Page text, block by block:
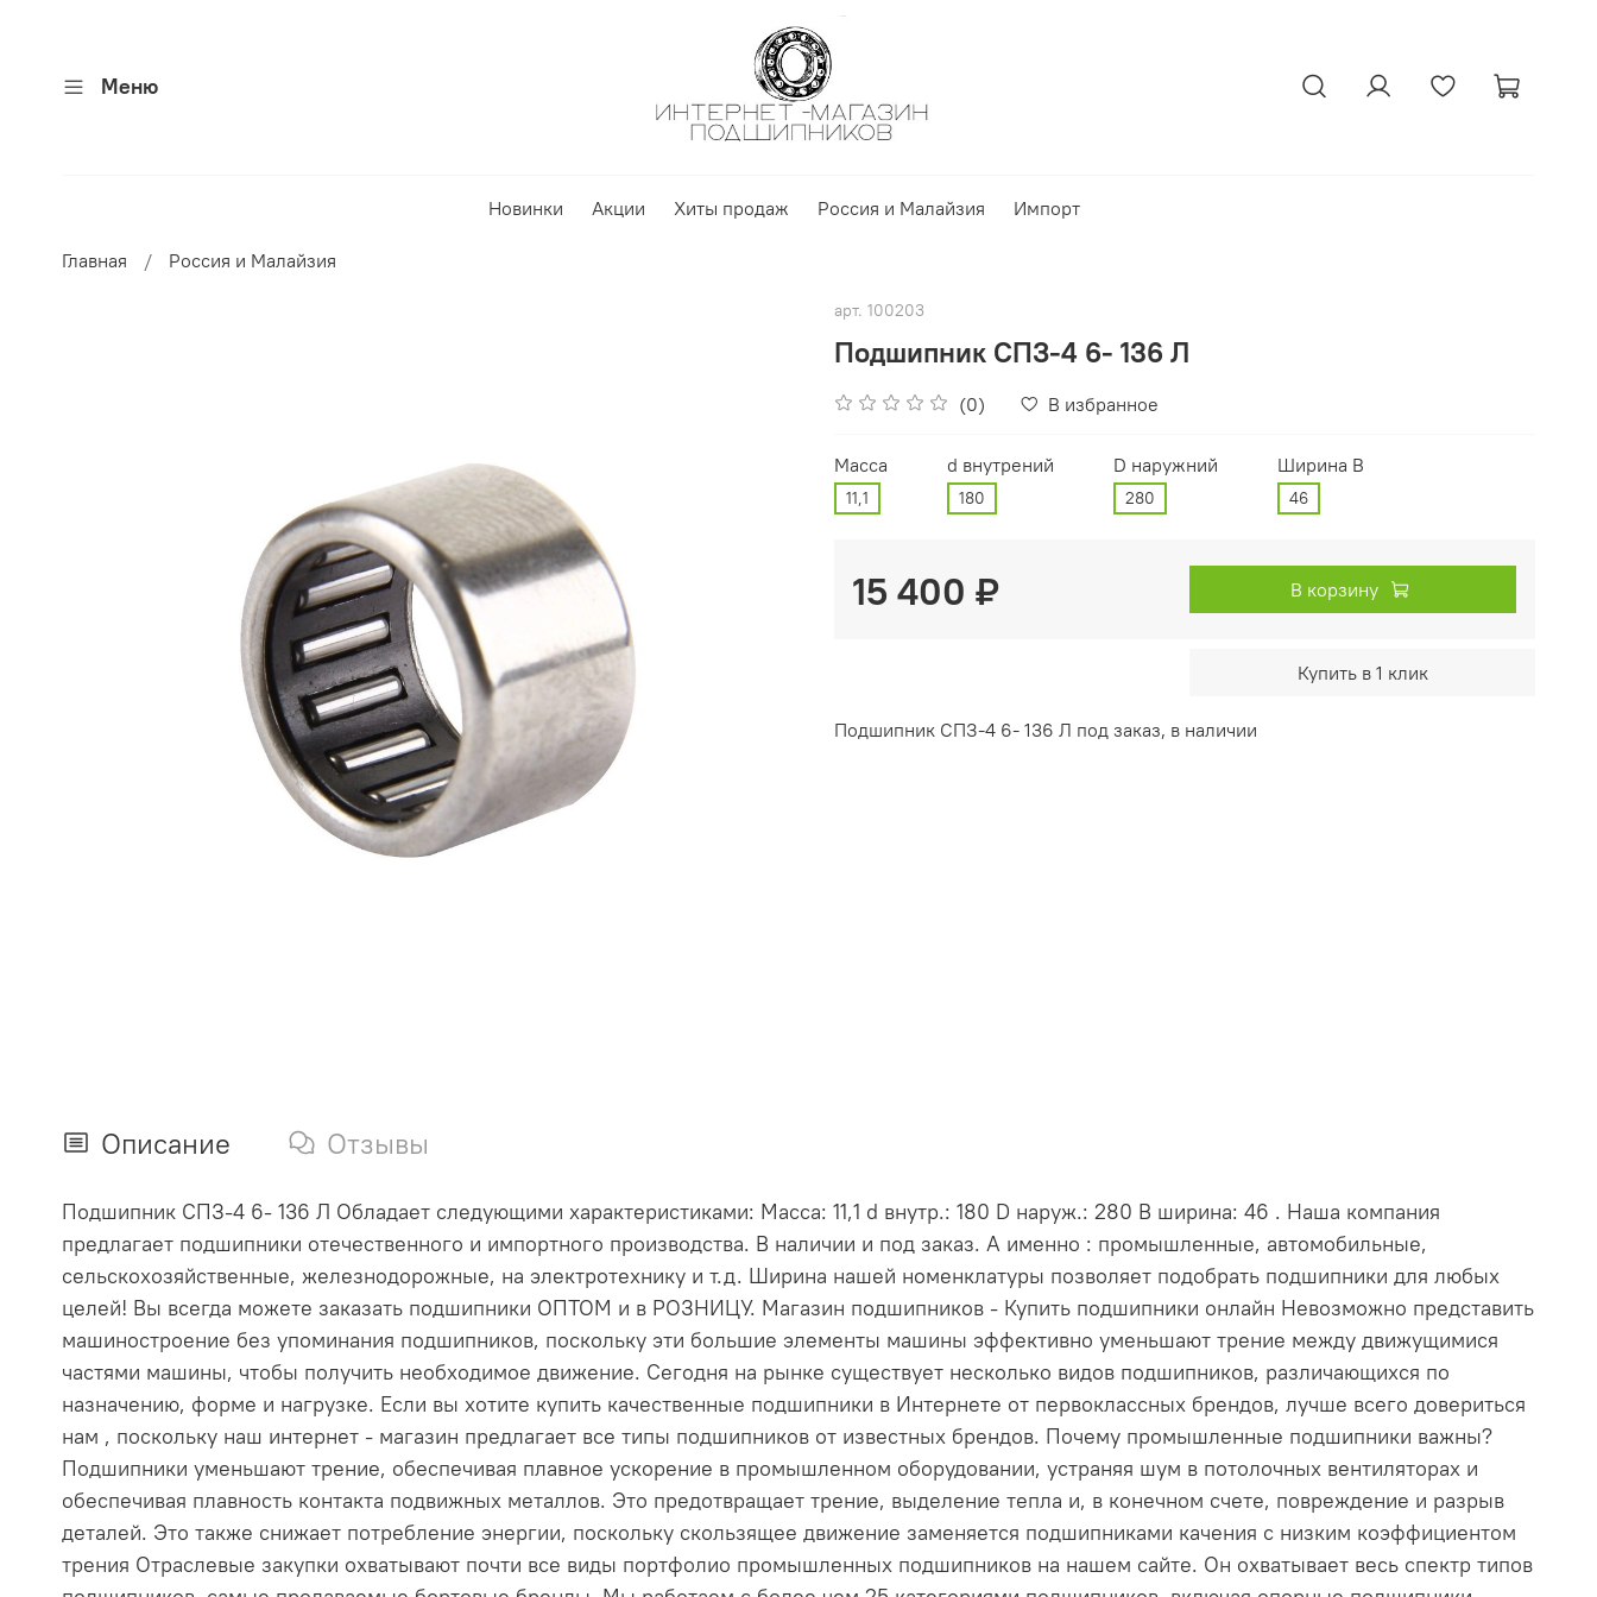
Меню
Новинки Акции Хиты продаж Россия и Малайзия Импорт
Главная Россия и Малайзия
арт. 100203
Подшипник СПЗ-4 6- 136 Л
(0) В избранное
Масса
11,1
d внутрений
180
D наружний
280
Ширина В
46
15 400 ₽ В корзину
Купить в 1 клик
Подшипник СПЗ-4 6- 136 Л под заказ, в наличии
Описание Отзывы
Подшипник СПЗ-4 6- 136 Л Обладает следующими характеристиками: Масса: 11,1 d внутр.: 180 D наруж.: 280 В ширина: 46 . Наша компания
предлагает подшипники отечественного и импортного производства. В наличии и под заказ. А именно : промышленные, автомобильные,
сельскохозяйственные, железнодорожные, на электротехнику и т.д. Ширина нашей номенклатуры позволяет подобрать подшипники для любых
целей! Вы всегда можете заказать подшипники ОПТОМ и в РОЗНИЦУ. Магазин подшипников - Купить подшипники онлайн Невозможно представить
машиностроение без упоминания подшипников, поскольку эти большие элементы машины эффективно уменьшают трение между движущимися
частями машины, чтобы получить необходимое движение. Сегодня на рынке существует несколько видов подшипников, различающихся по
назначению, форме и нагрузке. Если вы хотите купить качественные подшипники в Интернете от первоклассных брендов, лучше всего довериться
нам , поскольку наш интернет - магазин предлагает все типы подшипников от известных брендов. Почему промышленные подшипники важны?
Подшипники уменьшают трение, обеспечивая плавное ускорение в промышленном оборудовании, устраняя шум в потолочных вентиляторах и
обеспечивая плавность контакта подвижных металлов. Это предотвращает трение, выделение тепла и, в конечном счете, повреждение и разрыв
деталей. Это также снижает потребление энергии, поскольку скользящее движение заменяется подшипниками качения с низким коэффициентом
трения Отраслевые закупки охватывают почти все виды портфолио промышленных подшипников на нашем сайте. Он охватывает весь спектр типов